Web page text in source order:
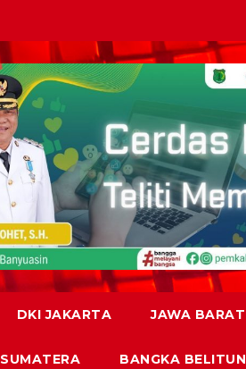
DKI JAKARTA JAWA BARAT
SUMATERA BANGKA